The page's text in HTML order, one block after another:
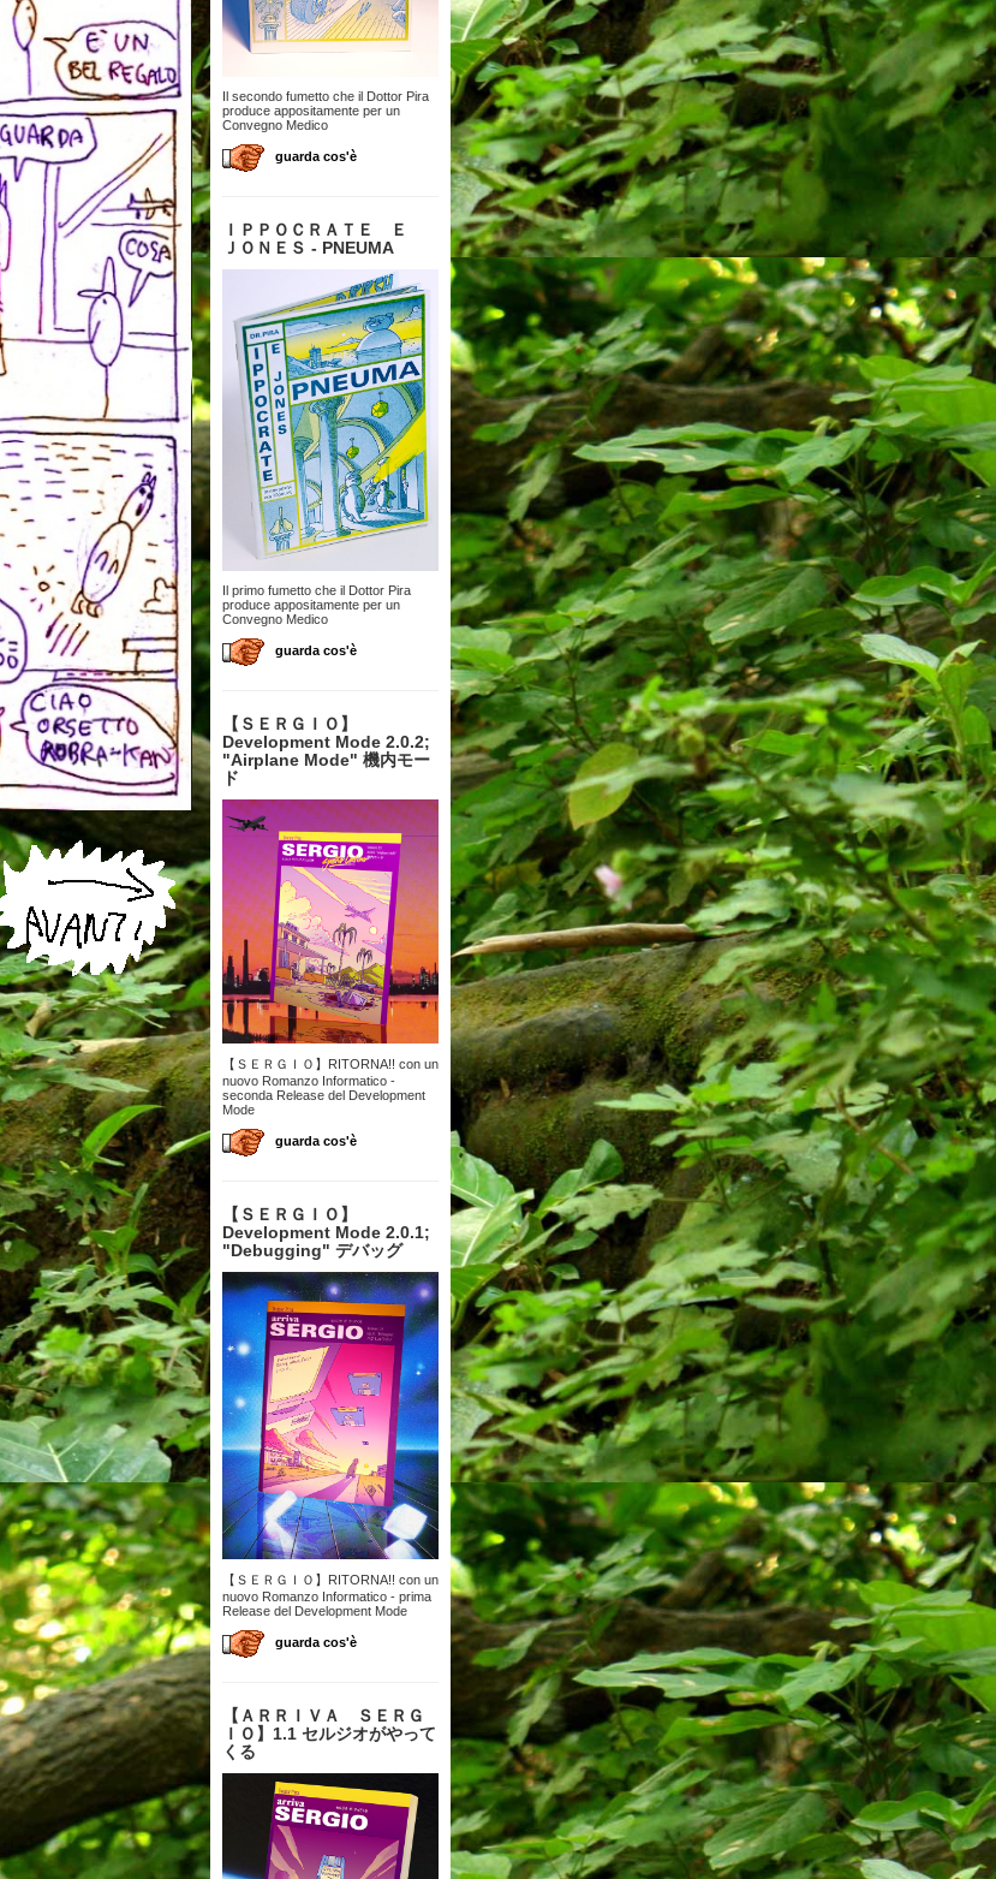
Il secondo fumetto che il Dottor Pira
produce appositamente per un
Convegno Medico
guarda cos'è
ＩＰＰＯＣＲＡＴＥ Ｅ
ＪＯＮＥＳ - PNEUMA
Il primo fumetto che il Dottor Pira
produce appositamente per un
Convegno Medico
guarda cos'è
【 ＳＥＲＧＩＯ】
Development Mode 2.0.2;
"Airplane Mode" 機内モー
ド
【ＳＥＲＧＩＯ】RITORNA!! con un
nuovo Romanzo Informatico -
seconda Release del Development
Mode
guarda cos'è
【 ＳＥＲＧＩＯ】
Development Mode 2.0.1;
"Debugging" デバッグ
【ＳＥＲＧＩＯ】RITORNA!! con un
nuovo Romanzo Informatico - prima
Release del Development Mode
guarda cos'è
【 ＡＲＲＩＶＡ ＳＥＲＧ
ＩＯ】1.1 セルジオがやって
くる